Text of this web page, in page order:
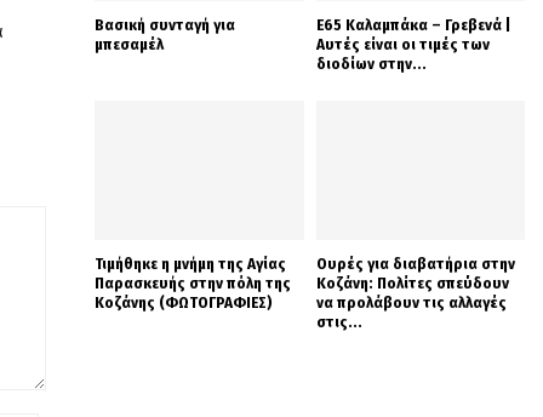
Βασική συνταγή για
μπεσαμέλ
Ε65 Καλαμπάκα – Γρεβενά |
Αυτές είναι οι τιμές των
διοδίων στην...
Τιμήθηκε η μνήμη της Αγίας
Παρασκευής στην πόλη της
Κοζάνης (ΦΩΤΟΓΡΑΦΙΕΣ)
Ουρές για διαβατήρια στην
Κοζάνη: Πολίτες σπεύδουν
να προλάβουν τις αλλαγές
στις...